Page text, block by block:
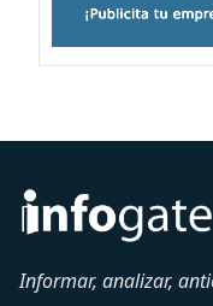
Informar, analizar,